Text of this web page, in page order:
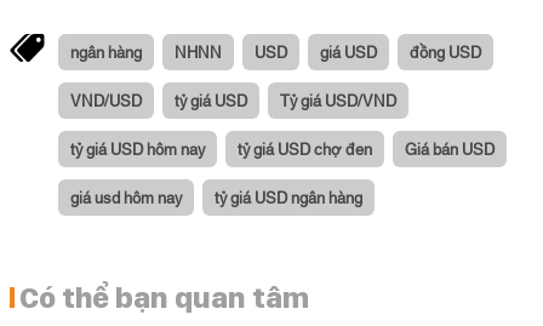
ngân hàng NHNN USD giá USD đồng USD
VND/USD tỷ giá USD Tỷ giá USD/VND
tỷ giá USD hôm nay tỷ giá USD chợ đen Giá bán USD
giá usd hôm nay tỷ giá USD ngân hàng
Có thể bạn quan tâm